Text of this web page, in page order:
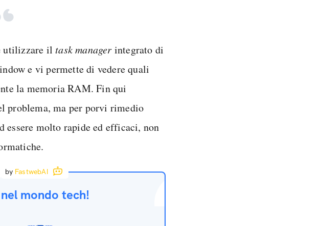
utilizzare iltask manager integrato di
e vi permette di vedere quali
la memoria RAM. Fin qui
problema, ma per porvi rimedio
essere molto rapide ed efficaci, non
by FastwebAI
mondo tech!